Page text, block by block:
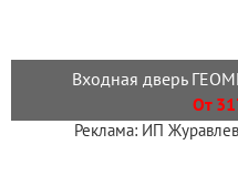
Входная дверь
От
Реклама: ИП